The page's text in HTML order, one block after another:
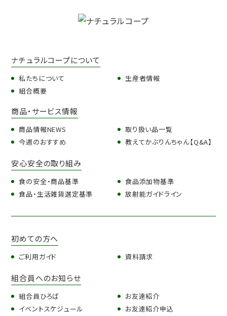
ナチュラルコープについて
私たちについて
組合概要
生産者情報
商品・サービス情報
商品情報NEWS
今週のおすすめ
取り扱い品一覧
教えてかぶりんちゃん【Q&A】
安心安全の取り組み
食の安全・商品基準
食品・生活雑貨選定基準
食品添加物基準
放射能ガイドライン
初めての方へ
ご利用ガイド 資料請求
組合員へのお知らせ
組合員ひろば
イベントスケジュール
お友達紹介
お友達紹介申込